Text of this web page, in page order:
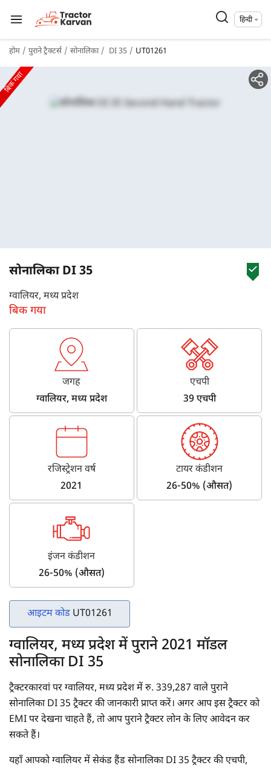
हिन्दी
होम पुराने ट्रैक्टर्स सोनालिका DI 35 UT01261
बिक गया
सोनालिका DI 35
ग्वालियर, मध्य प्रदेश
बिक गया
जगह
ग्वालियर, मध्य प्रदेश
एचपी
39 एचपी
रजिस्ट्रेशन वर्ष
2021
टायर कंडीशन
26-50% (औसत)
इंजन कंडीशन
26-50% (औसत)
आइटम कोड UT01261
ग्वालियर, मध्य प्रदेश में पुराने 2021 मॉडल
सोनालिका DI 35
ट्रैक्टरकारवां पर ग्वालियर, मध्य प्रदेश में रु. 339,287 वाले पुराने
सोनालिका DI 35 ट्रैक्टर की जानकारी प्राप्त करें। अगर आप इस ट्रैक्टर को
EMI पर देखना चाहते हैं, तो आप पुराने ट्रैक्टर लोन के लिए आवेदन कर
सकते हैं।
यहाँ आपको ग्वालियर में सेकंड हैंड सोनालिका DI 35 ट्रैक्टर की एचपी,